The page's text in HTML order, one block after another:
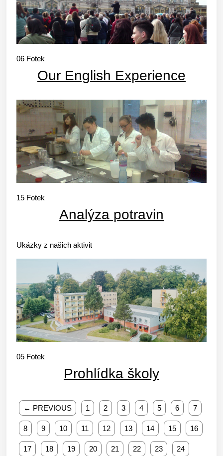
06 Fotek
Our English Experience
15 Fotek
Analýza potravin
Ukázky z našich aktivit
05 Fotek
Prohlídka školy
← PREVIOUS 1 2 3 4 5 6 7
8 9 10 11 12 13 14 15 16
17 18 19 20 21 22 23 24